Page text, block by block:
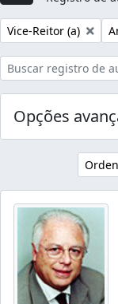
Remover filtro:
Vice-Reitor (a)
Opções